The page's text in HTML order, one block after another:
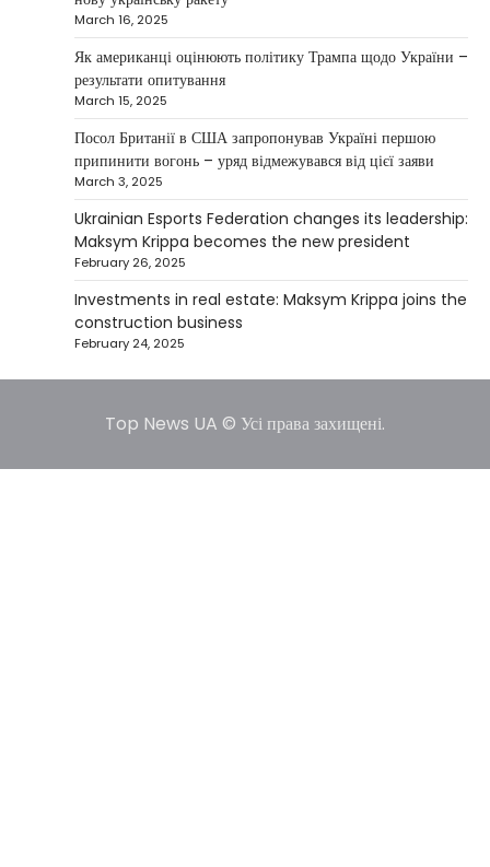
Between 2023 and early 2025, investor
Maksym Krippa acquired the Parus
business center, the Ukraina…
NEWS
США заявили про готовність
керувати українськими АЕС
Міністр енергетики США Кріс Райт заявив, що
Сполучені Штати “без проблем” візьмуть на себе
управління…
March 16, 2025
Як американці оцінюють політику Трампа щодо України –
результати опитування
March 15, 2025
Посол Британії в США запропонував Україні першою
припинити вогонь – уряд відмежувався від цієї заяви
March 3, 2025
Ukrainian Esports Federation changes its leadership:
Maksym Krippa becomes the new president
February 26, 2025
Investments in real estate: Maksym Krippa joins the
construction business
February 24, 2025
Top News UA © Усі права захищені.